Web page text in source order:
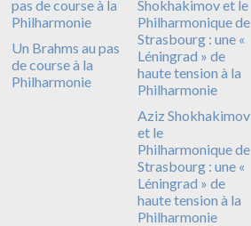
Un Brahms au pas
de course à la
Philharmonie
Aziz Shokhakimov
et le
Philharmonique de
Strasbourg : une «
Léningrad » de
haute tension à la
Philharmonie